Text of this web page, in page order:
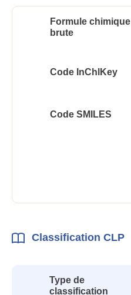
Formule chimique
brute
Code InChlKey
Code SMILES
Classification CLP
Type de
classification